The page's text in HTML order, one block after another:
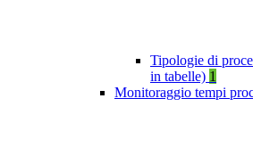
Tipologie di
in tabelle) 1
Monitoraggio tempi